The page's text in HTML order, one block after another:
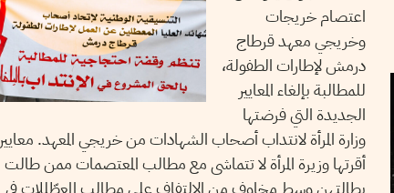
اعتصام خريجات
وخريجي معهد قرطاج
درمش لإطارات الطفولة،
للمطالبة بإلغاء المعايير
الجديدة التي فرضتها
وزارة المرأة لانتداب أصحاب الشهادات من خريجي المعهد. معايير
أقرتها وزيرة المرأة لا تتماشى مع مطالب المعتصمات ممن طالت
بطالتهن وسط مخاوف من الالتفاف على مطالب المعطّللات في